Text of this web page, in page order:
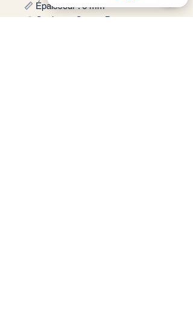
📏 Épaisseur : 6 mm
🎨 Couleur : Corten Bronze